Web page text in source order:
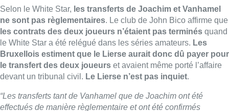
Selon le White Star, les transferts de Joachim et Vanhamel
ne sont pas règlementaires. Le club de John Bico affirme que
les contrats des deux joueurs n’étaient pas terminés quand
le White Star a été relégué dans les séries amateurs. Les
Bruxellois estiment que le Lierse aurait donc dû payer pour
le transfert des deux joueurs et avaient même porté l’affaire
devant un tribunal civil. Le Lierse n’est pas inquiet.
“Les transferts tant de Vanhamel que de Joachim ont été
effectués de manière règlementaire et ont été confirmés